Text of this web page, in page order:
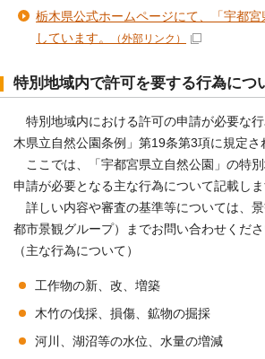
栃木県公式ホームページにて、「宇都
しています。
（外部リンク）
特別地域内で許可を要する行為につ
特別地域内における許可の申請が必要な
木県立自然公園条例」第19条第3項に規定さ
ここでは、「宇都宮県立自然公園」の特
申請が必要となる主な行為について記載しま
詳しい内容や審査の基準等については、
都市景観グループ）までお問い合わせくださ
（主な行為について）
工作物の新、改、増築
木竹の伐採、損傷、鉱物の掘採
河川、湖沼等の水位、水量の増減